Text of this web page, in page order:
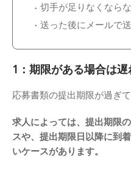
切手が足りなくなら
送った後にメールで
1：期限がある場合は
応募書類の提出期限が過ぎ
求人によっては、提出期限
スや、提出期限日以降に到
いケースがあります。